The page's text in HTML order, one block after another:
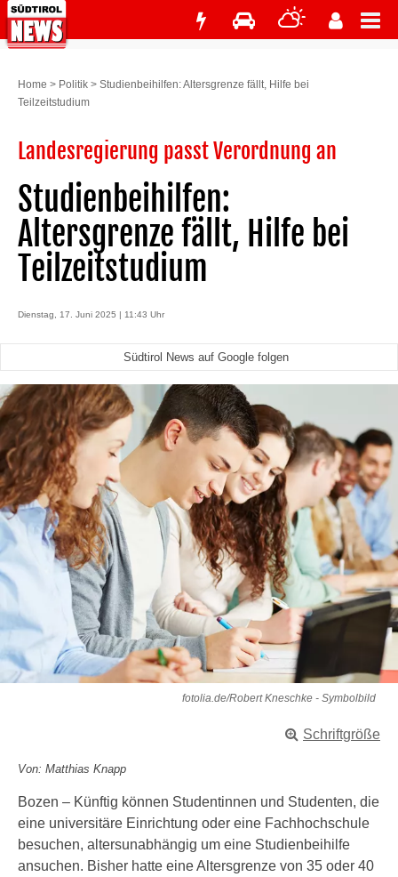
Home > Politik > Studienbeihilfen: Altersgrenze fällt, Hilfe bei
Teilzeitstudium
Landesregierung passt Verordnung an
Studienbeihilfen:
Altersgrenze fällt, Hilfe bei
Teilzeitstudium
Dienstag, 17. Juni 2025 | 11:43 Uhr
Südtirol News auf Google folgen
fotolia.de/Robert Kneschke - Symbolbild
Schriftgröße
Von: Matthias Knapp
Bozen – Künftig können Studentinnen und Studenten, die
eine universitäre Einrichtung oder eine Fachhochschule
besuchen, altersunabhängig um eine Studienbeihilfe
ansuchen. Bisher hatte eine Altersgrenze von 35 oder 40